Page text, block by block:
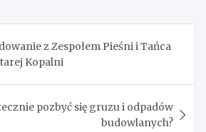
z Zespołem Pieśni i Tańca
Kopalni
pozbyć się gruzu i odpadów
budowlanych?